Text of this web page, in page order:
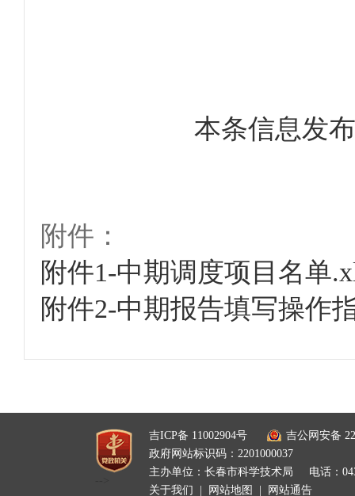
本条信息发
附件：
附件1-中期调度项目名单
附件2-中期报告填写操作
吉ICP备 11002904号
吉公网安备
政府网站标识码：2201000037
主办单位：长春市科学技术局
电话：
关于我们
网站地图 网站通告